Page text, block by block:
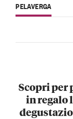
PELAVERGA
Scopri per
in regalo